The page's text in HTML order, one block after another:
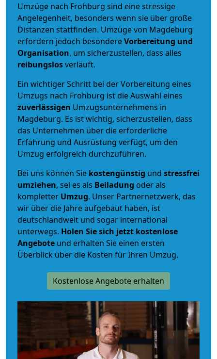
Umzüge nach Frohburg sind eine stressige
Angelegenheit, besonders wenn sie über große
Distanzen stattfinden. Umzüge von Magdeburg
erfordern jedoch besondereVorbereitung und
Organisation, um sicherzustellen, dass alles
reibungslosverläuft.
Ein wichtiger Schritt bei der Vorbereitung eines
Umzugs nach Frohburg ist die Auswahl eines
zuverlässigen Umzugsunternehmens in
Magdeburg. Es ist wichtig, sicherzustellen, dass
das Unternehmen über die erforderliche
Erfahrung und Ausrüstung verfügt, um den
Umzug erfolgreich durchzuführen.
Bei uns können Sie kostengünstig und stressfrei
umziehen, sei es als Beiladung oder als
kompletter Umzug. Unser Partnernetzwerk, das
wir über die Jahre aufgebaut haben, ist
deutschlandweit und sogar international
unterwegs. Holen Sie sich jetzt kostenlose
Angebote und erhalten Sie einen ersten
Überblick über die Kosten für Ihren Umzug.
Kostenlose Angebote erhalten